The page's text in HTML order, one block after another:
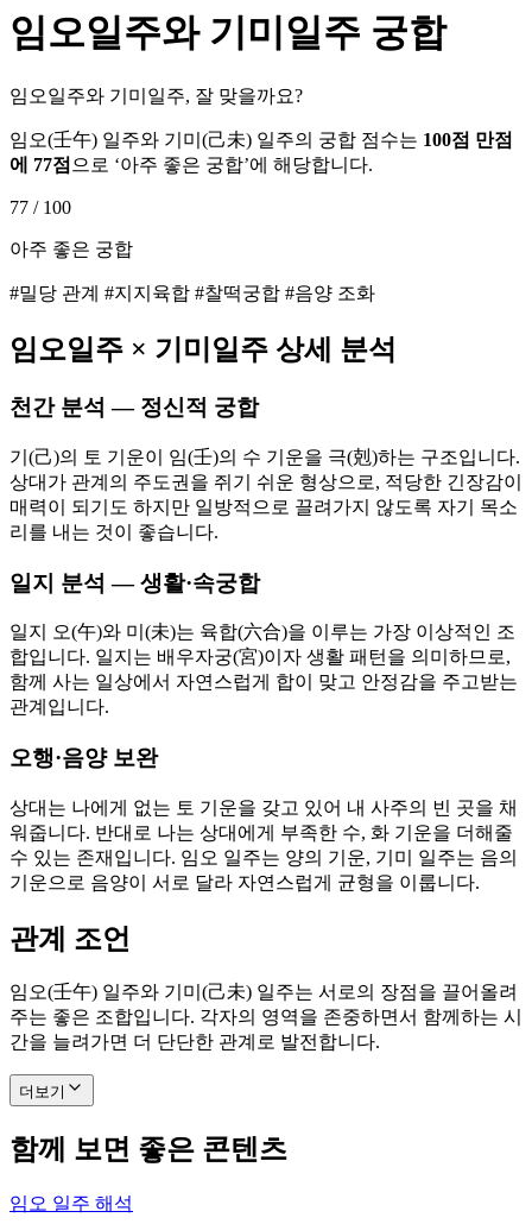
임오일주와 기미일주 궁합
임오일주와 기미일주, 잘 맞을까요?
임오(壬午) 일주와 기미 (己未) 일주의 궁합 점수는 100점 만점
에 77점 으로 ‘아주 좋은 궁합’에 해당합니다.
77 / 100
아주 좋은 궁합
#밀당 관계 #지지육합 #찰떡궁합 #음양 조화
임오일주 × 기미 일주 상세 분석
천간 분석 — 정신적 궁합
기(己)의 토 기운이 임(壬)의 수 기운을 극(剋)하는 구조입니다.
상대가 관계의 주도권을 쥐기 쉬운 형상으로, 적당한 긴장감이
매력이 되기도 하지만 일방적으로 끌려가지 않도록 자기 목소
리를 내는 것이 좋습니다.
일지 분석 — 생활·속궁합
일지 오(午)와 미(未)는 육합(六合)을 이루는 가장 이상적인 조
합입니다. 일지는 배우자궁(宮)이자 생활 패턴을 의미하므로,
함께 사는 일상에서 자연스럽게 합이 맞고 안정감을 주고받는
관계입니다.
오행·음양 보완
상대는 나에게 없는 토 기운을 갖고 있어 내 사주의 빈 곳을 채
워줍니다. 반대로 나는 상대에게 부족한 수, 화 기운을 더해줄
수 있는 존재입니다. 임오 일주는 양의 기운, 기미 일주는 음의
기운으로 음양이 서로 달라 자연스럽게 균형을 이룹니다.
관계 조언
임오(壬午) 일주와 기미(己未) 일주는 서로의 장점을 끌어올려
주는 좋은 조합입니다. 각자의 영역을 존중하면서 함께하는 시
간을 늘려가면 더 단단한 관계로 발전합니다.
더보기
함께 보면 좋은 콘텐츠
임오 일주 해석